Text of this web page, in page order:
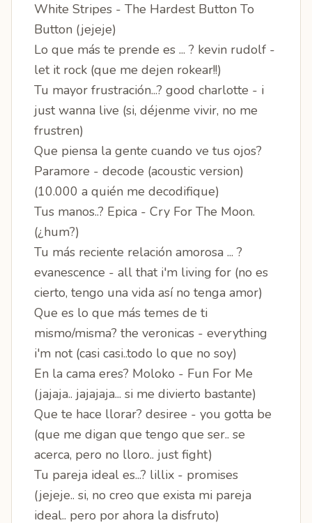
White Stripes - The Hardest Button To
Button (jejeje)
Lo que más te prende es ... ? kevin rudolf -
let it rock (que me dejen rokear!!)
Tu mayor frustración...? good charlotte - i
just wanna live (si, déjenme vivir, no me
frustren)
Que piensa la gente cuando ve tus ojos?
Paramore - decode (acoustic version)
(10.000 a quién me decodifique)
Tus manos..? Epica - Cry For The Moon.
(¿hum?)
Tu más reciente relación amorosa ... ?
evanescence - all that i'm living for (no es
cierto, tengo una vida así no tenga amor)
Que es lo que más temes de ti
mismo/misma? the veronicas - everything
i'm not (casi casi..todo lo que no soy)
En la cama eres? Moloko - Fun For Me
(jajaja.. jajajaja... si me divierto bastante)
Que te hace llorar? desiree - you gotta be
(que me digan que tengo que ser.. se
acerca, pero no lloro.. just fight)
Tu pareja ideal es...? lillix - promises
(jejeje.. si, no creo que exista mi pareja
ideal.. pero por ahora la disfruto)